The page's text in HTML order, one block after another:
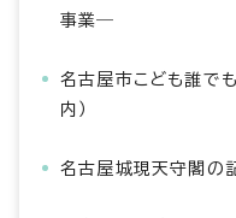
事業―
名古屋市こども誰で
内）
名古屋城現天守閣の